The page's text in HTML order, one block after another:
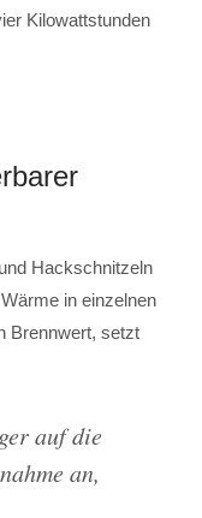
Kilowattstunden
Hackschnitzeln
in einzelnen
Brennwert, setzt
auf die
an,